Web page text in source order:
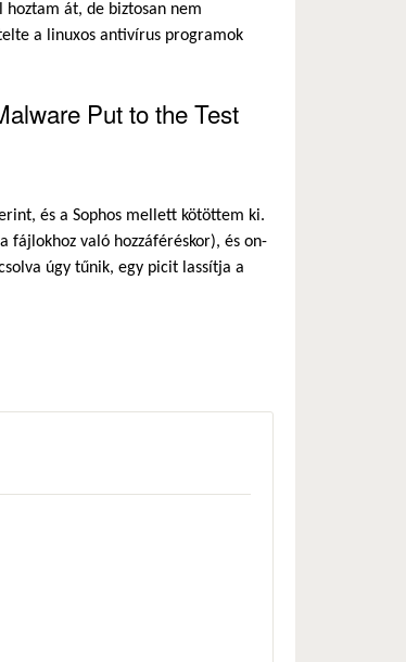
át, de biztosan nem
a linuxos antivírus programok
Put to the Test
és a Sophos mellett kötöttem ki.
fájlokhoz való hozzáféréskor), és on-
úgy tűnik, egy picit lassítja a